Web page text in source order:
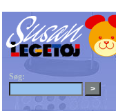
Søg: